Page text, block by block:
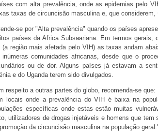
com alta prevalência, onde as epidemias pelo
taxas de circuncisão masculina e, que
se por "Alta prevalência" quando os países
países da Africa Subsaariana. Em termos
(a região mais afetada pelo VIH) as taxas andam
inúmeras comunidades africanas, desde que o
ou de dor. Alguns países já estavam a
e do Uganda terem sido divulgados.
respeito a outras partes do globo, recomenda-se que:
locais onde a prevalência do VIH é baixa na
específicas onde estas estão muitas
utilizadores de drogas injetáveis e homens que
da circuncisão masculina na população